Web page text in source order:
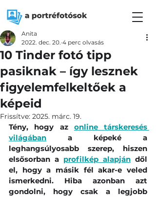
10 Tinder fotó tipp
pasiknak – így lesznek
figyelemfelkeltőek a
képeid
Anita
2022. dec. 20. 4 perc olvasás
Frissítve: 2025. márc. 19.
Tény, hogy az online társkeresés
világában a képeké a
leghangsúlyosabb szerep, hiszen
elsősorban a profilkép alapján dől
el, hogy a másik fél akar-e veled
ismerkedni. Hiba azonban azt
gondolni, hogy csak a legjobb